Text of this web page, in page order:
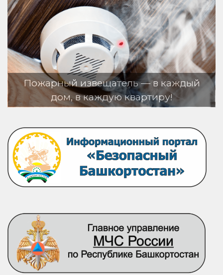
извещатель — в каждый
дом, в каждую квартиру!